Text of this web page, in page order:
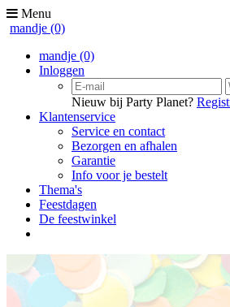
Menu
mandje (0)
mandje (0)
Inloggen
Nieuw bij Party Planet?
Klantenservice
Service en contact
Bezorgen en afhalen
Garantie
Info voor je bestelt
Thema's
Feestdagen
De feestwinkel